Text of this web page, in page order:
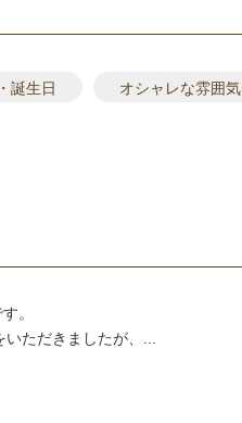
誕生日 オシャレな雰囲気
。
ただきましたが、...